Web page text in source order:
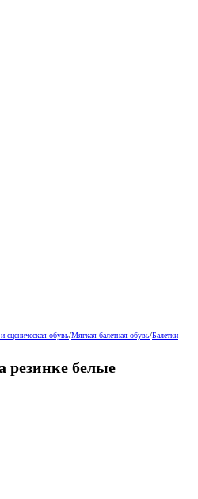
сценическая обувь/Мягкая балетная обувь/Балетки
резинке белые